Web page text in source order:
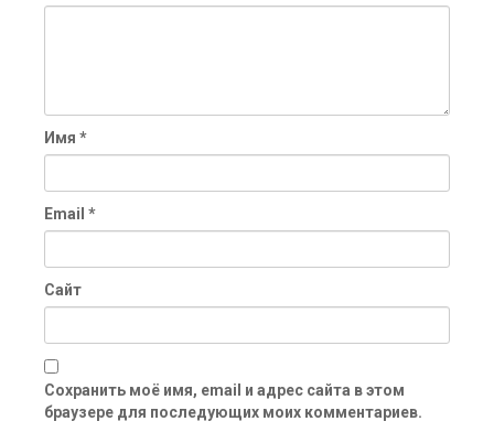
Имя *
Email *
Сайт
Сохранить моё имя, email и адрес сайта в этом
браузере для последующих моих комментариев.